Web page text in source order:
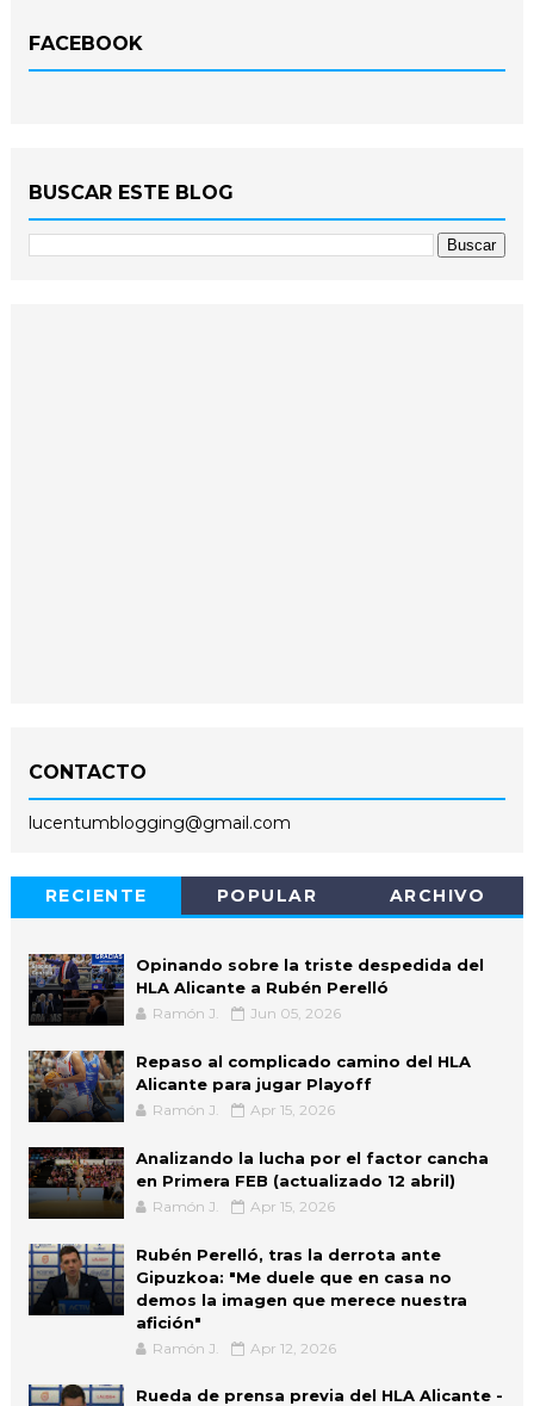
FACEBOOK
BUSCAR ESTE BLOG
CONTACTO
lucentumblogging@gmail.com
RECIENTE POPULAR ARCHIVO
Opinando sobre la triste despedida del
HLA Alicante a Rubén Perelló
Ramón J. Jun 05, 2026
Repaso al complicado camino del HLA
Alicante para jugar Playoff
Ramón J. Apr 15, 2026
Analizando la lucha por el factor cancha
en Primera FEB (actualizado 12 abril)
Ramón J. Apr 15, 2026
Rubén Perelló, tras la derrota ante
Gipuzkoa: "Me duele que en casa no
demos la imagen que merece nuestra
afición"
Ramón J. Apr 12, 2026
Rueda de prensa previa del HLA Alicante -